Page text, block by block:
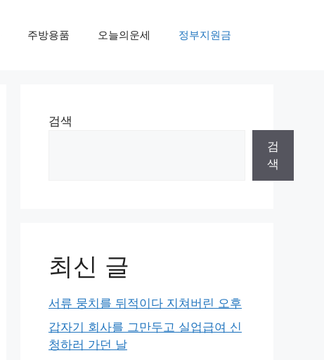
주방용품 오늘의운세 정부지원금
검색
검
색
최신 글
서류 뭉치를 뒤적이다 지쳐버린 오후
갑자기 회사를 그만두고 실업급여 신
청하러 가던 날